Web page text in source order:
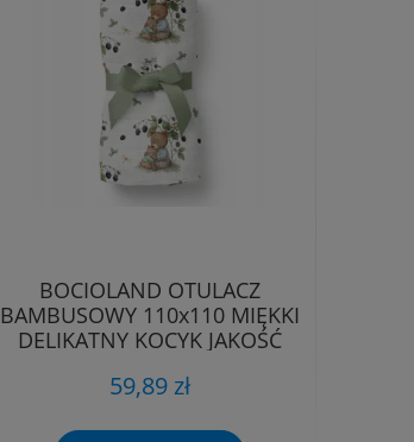
BOCIOLAND OTULACZ
BAMBUSOWY 110x110 MIĘKKI
DELIKATNY KOCYK JAKOŚĆ
59,89 zł